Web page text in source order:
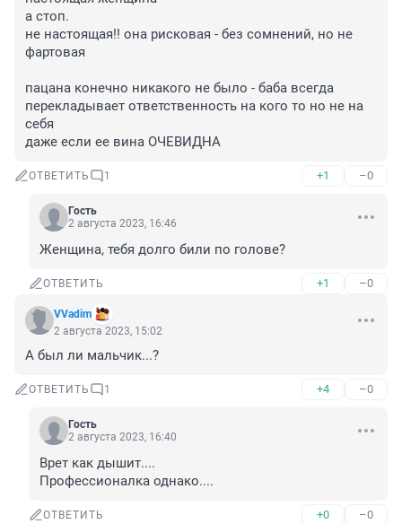
а стоп.
не настоящая!! она рисковая - без сомнений, но не
фартовая
пацана конечно никакого не было - баба всегда
перекладывает ответственность на кого то но не на
себя
даже если ее вина ОЧЕВИДНА
ОТВЕТИТЬ 1 +1 –0
Гость
2 августа 2023, 16:46
Женщина, тебя долго били по голове?
ОТВЕТИТЬ +1 –0
VVadim
2 августа 2023, 15:02
А был ли мальчик...?
ОТВЕТИТЬ 1 +4 –0
Гость
2 августа 2023, 16:40
Врет как дышит....
Профессионалка однако....
ОТВЕТИТЬ +0 –0